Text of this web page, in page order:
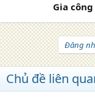
Gia
Đăng
Chủ đề liên